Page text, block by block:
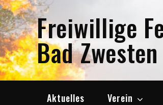
Skip
to
content Freiwillige
Bad Zwesten
Aktuelles Verein